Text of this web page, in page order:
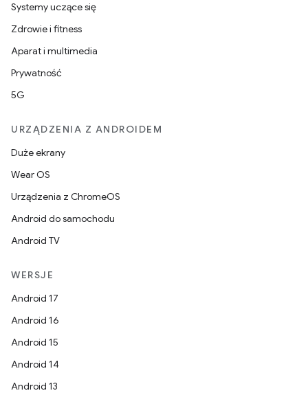
Systemy uczące się
Zdrowie i fitness
Aparat i multimedia
Prywatność
5G
URZĄDZENIA Z ANDROIDEM
Duże ekrany
Wear OS
Urządzenia z ChromeOS
Android do samochodu
Android TV
WERSJE
Android 17
Android 16
Android 15
Android 14
Android 13